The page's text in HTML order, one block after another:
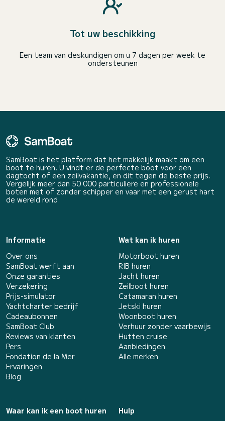
Tot uw beschikking
Een team van deskundigen om u 7 dagen per week te
ondersteunen
SamBoat is het platform dat het makkelijk maakt om een
boot te huren. U vindt er de perfecte boot voor een
dagtocht of een zeilvakantie, en dit tegen de beste prijs.
Vergelijk meer dan 50 000 particuliere en professionele
boten met of zonder schipper en vaar met een gerust hart
de wereld rond.
Informatie
Over ons
SamBoat werft aan
Onze garanties
Verzekering
Prijs-simulator
Yachtcharter bedrijf
Cadeaubonnen
SamBoat Club
Reviews van klanten
Pers
Fondation de la Mer
Ervaringen
Blog
Wat kan ik huren
Motorboot huren
RIB huren
Jacht huren
Zeilboot huren
Catamaran huren
Jetski huren
Woonboot huren
Verhuur zonder vaarbewijs
Hutten cruise
Aanbiedingen
Alle merken
Waar kan ik een boot huren
Hulp